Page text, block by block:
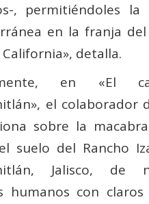
, permitiéndoles la
en la franja del
detalla.
en «El
el colaborador
sobre la
suelo del Rancho
Jalisco, de
humanos con